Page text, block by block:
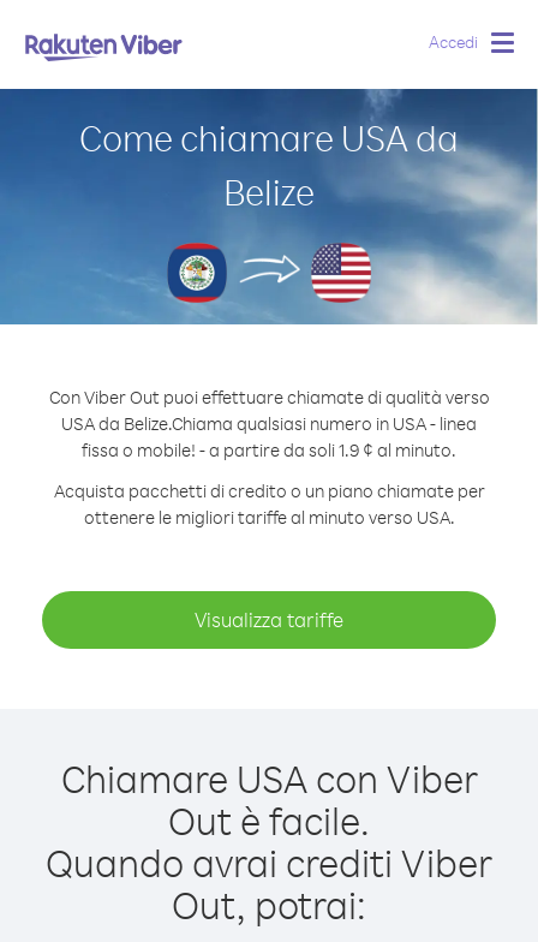
Accedi
Come chiamare USA da
Belize
Con Viber Out puoi effettuare chiamate di qualità verso
USA da Belize.Chiama qualsiasi numero in USA - linea
fissa o mobile! - a partire da soli 1.9 ¢ al minuto.
Acquista pacchetti di credito o un piano chiamate per
ottenere le migliori tariffe al minuto verso USA.
Visualizza tariffe
Chiamare USA con Viber
Out è facile.
Quando avrai crediti Viber
Out, potrai: